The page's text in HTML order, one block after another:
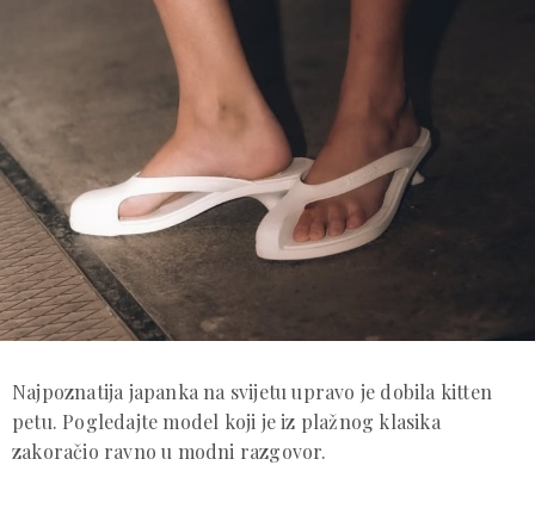
Najpoznatija japanka na svijetu upravo je dobila kitten
petu. Pogledajte model koji je iz plažnog klasika
zakoračio ravno u modni razgovor.